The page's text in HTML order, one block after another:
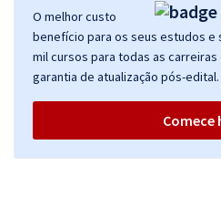
O melhor custo
benefício para os seus estudos e
mil cursos para todas as
garantia de atualização pós-edital.
Comece